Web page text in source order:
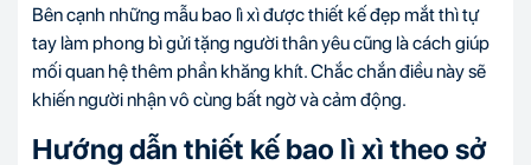
Bên cạnh những mẫu bao lì xì được thiết kế đẹp mắt thì tự
tay làm phong bì gửi tặng người thân yêu cũng là cách giúp
mối quan hệ thêm phần khăng khít. Chắc chắn điều này sẽ
khiến người nhận vô cùng bất ngờ và cảm động.
Hướng dẫn thiết kế bao lì xì theo sở